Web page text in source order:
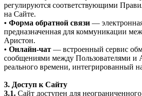
регулируются соответствующими
на Сайте.
• Форма обратной связи —
предназначенная для коммуникации
Аристон.
• Онлайн-чат — встроенный сервис
сообщениями между Пользователями и
реального времени, интегрированный
3. Доступ к Сайту
3.1. Сайт доступен для